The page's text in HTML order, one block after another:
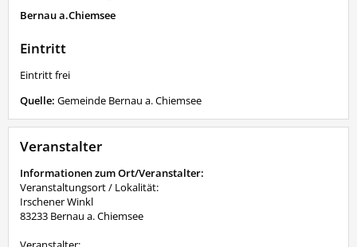
Bernau a.Chiemsee
Eintritt
Eintritt frei
Quelle: Gemeinde Bernau a. Chiemsee
Veranstalter
Informationen zum Ort/Veranstalter:
Veranstaltungsort / Lokalität:
Irschener Winkl
83233 Bernau a. Chiemsee